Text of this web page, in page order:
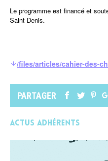
Le programme est financé et
Saint-Denis.
/files/articles/cahier-des-
PARTAGER
Actus adhérents